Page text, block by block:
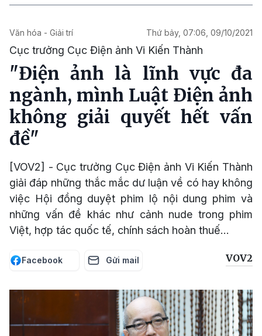
Văn hóa - Giải trí Thứ bảy, 07:06, 09/10/2021
Cục trưởng Cục Điện ảnh Vi Kiến Thành
"Điện ảnh là lĩnh vực đa
ngành, mình Luật Điện ảnh
không giải quyết hết vấn
đề"
[VOV2] - Cục trưởng Cục Điện ảnh Vi Kiến Thành
giải đáp những thắc mắc dư luận về có hay không
việc Hội đồng duyệt phim lộ nội dung phim và
những vấn đề khác như cảnh nude trong phim
Việt, hợp tác quốc tế, chính sách hoàn thuế...
Facebook Gửi mail VOV2